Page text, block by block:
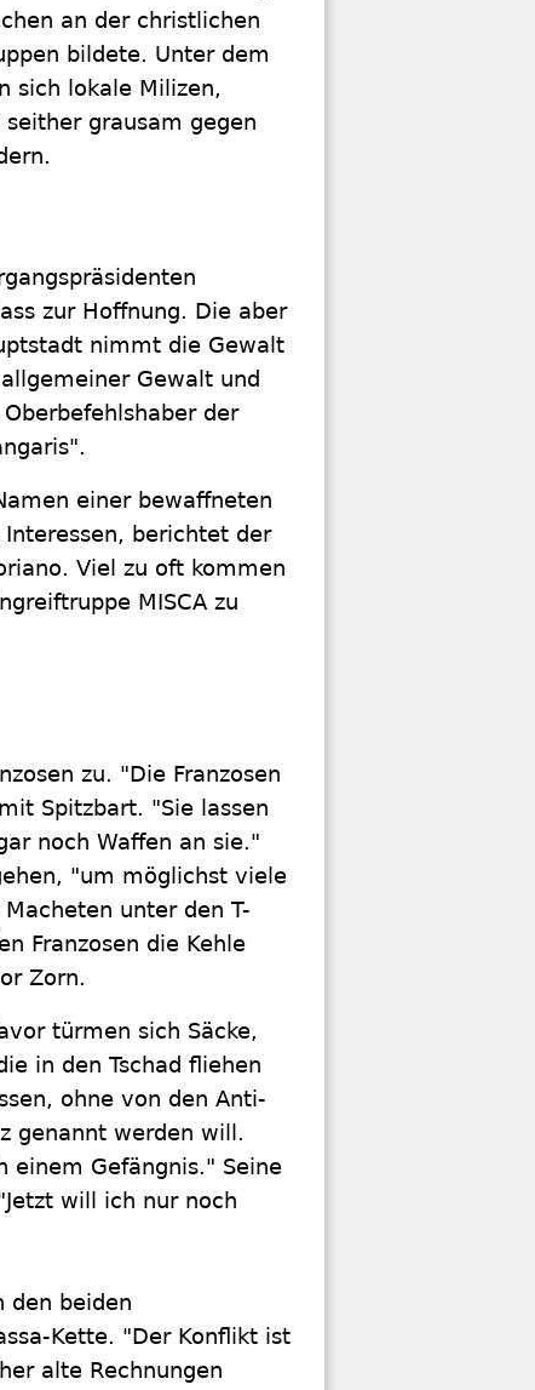
an der christlichen
bildete. Unter dem
sich lokale Milizen,
grausam gegen
zur Hoffnung. Die aber
nimmt die Gewalt
Gewalt und
der
einer bewaffneten
berichtet der
Viel zu oft kommen
MISCA zu
zu. "Die Franzosen
Spitzbart. "Sie lassen
noch Waffen an sie."
"um möglichst viele
unter den T-
Franzosen die Kehle
Zorn.
türmen sich Säcke,
in den Tschad fliehen
ohne von den Anti-
genannt werden will.
einem Gefängnis." Seine
will ich nur noch
den beiden
Kette. "Der Konflikt ist
alte Rechnungen